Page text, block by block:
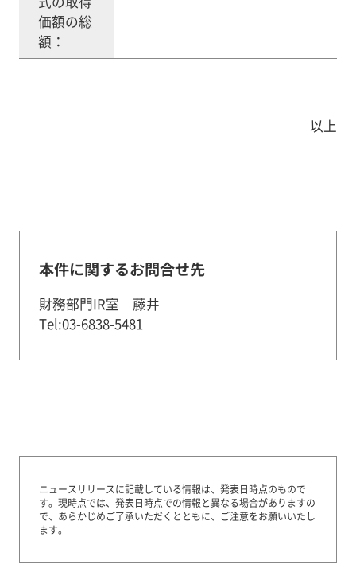
価額の総
額：
以上
本件に関するお問合せ先
財務部門IR室 藤井
Tel:03-6838-5481
ニュースリリースに記載している情報は、発表日時点のもので
す。 現時点では、発表日時点での情報と異なる場合がありますの
で、あらかじめご了承いただくとともに、ご注意をお願いいたし
ます。